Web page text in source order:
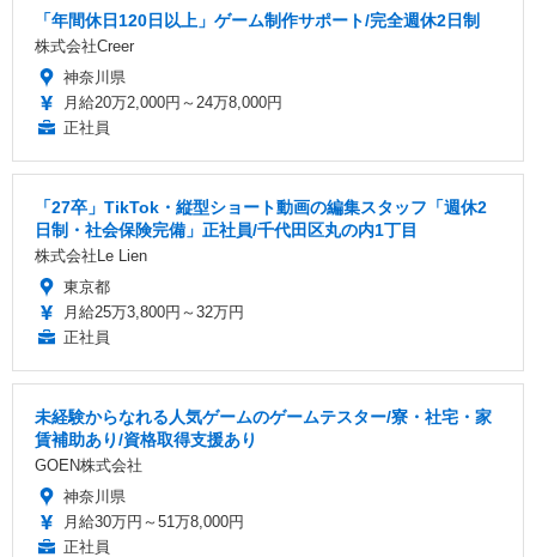
「年間休日120日以上」ゲーム制作サポート/完全週休2日制
株式会社Creer
神奈川県
月給20万2,000円～24万8,000円
正社員
「27卒」TikTok・縦型ショート動画の編集スタッフ「週休2
日制・社会保険完備」正社員/千代田区丸の内1丁目
株式会社Le Lien
東京都
月給25万3,800円～32万円
正社員
未経験からなれる人気ゲームのゲームテスター/寮・社宅・家
賃補助あり/資格取得支援あり
GOEN株式会社
神奈川県
月給30万円～51万8,000円
正社員